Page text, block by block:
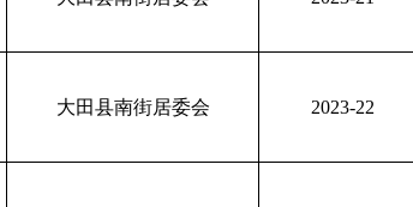
大田县南街居委会 2023-22